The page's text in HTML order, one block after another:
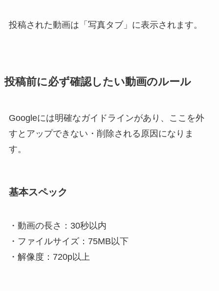
投稿された動画は「写真タブ」に表示されます。
投稿前に必ず確認したい動画のルール
Googleには明確なガイドラインがあり、ここを外
すとアップできない・削除される原因になりま
す。
基本スペック
・動画の長さ：30秒以内
・ファイルサイズ：75MB以下
・解像度：720p以上